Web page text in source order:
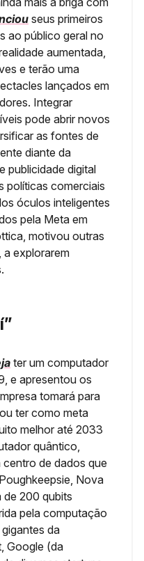
seus primeiros
ao público geral no
aumentada,
e terão uma
lançados em
Integrar
pode abrir novos
as fontes de
diante da
publicidade digital
políticas comerciais
óculos inteligentes
pela Meta em
motivou outras
a explorarem
ter um computador
e apresentou os
tomará para
ter como meta
melhor até 2033
quântico,
centro de dados que
Nova
de 200 qubits
pela computação
da
Google (da